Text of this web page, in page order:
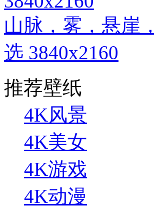
山脉，雾，悬崖
选 3840x2160
推荐壁纸
4K风景
4K美女
4K游戏
4K动漫